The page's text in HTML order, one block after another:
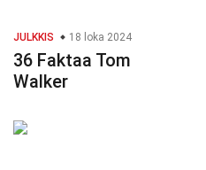
JULKKIS 18 loka 2024
36 Faktaa Tom
Walker